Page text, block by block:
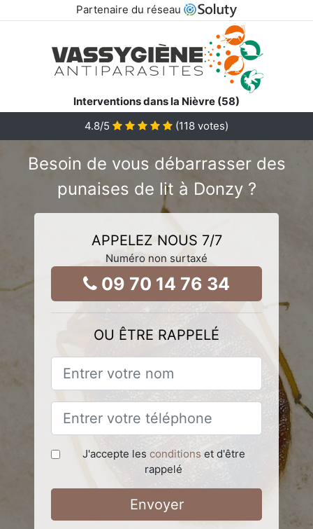
Partenaire du réseau
Interventions dans la Nièvre (58)
4.8/5 (118 votes)
Besoin de vous débarrasser des
punaises de lit à Donzy ?
APPELEZ NOUS 7/7
Numéro non surtaxé
09 70 14 76 34
OU ÊTRE RAPPELÉ
J'accepte les conditions et d'être
rappelé
Envoyer